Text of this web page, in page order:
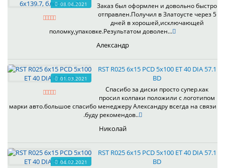
08.04.2021
Заказ был оформлен и довольно быстро
отправлен.Получил в Златоусте через 5
дней в хорошей,исключающей
поломку,упаковке.Результатом доволен...
Александр
01.03.2021
RST R025 6x15 PCD 5x100 ET 40 DIA 57.1
BD
Спасибо за диски просто супер.как
просил колпаки положили с логотипом
марки авто.большое спасибо менеджеру Александру всегда на связи
.буду рекомендов..
Николай
04.02.2021
RST R025 6x15 PCD 5x100 ET 40 DIA 57.1
BD